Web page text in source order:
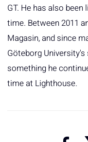
GT. He has also
time. Between 2011
Magasin, and since
Göteborg
something he
time at Lighthouse.